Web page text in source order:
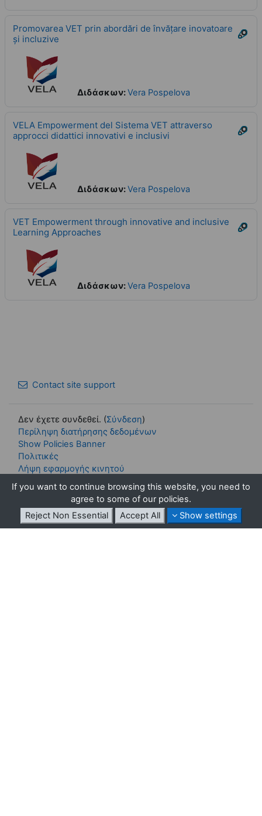
Promovarea VET prin abordări de învățare inovatoare
și incluzive
Διδάσκων:Vera Pospelova
VELA Empowerment del Sistema VET attraverso
approcci didattici innovativi e inclusivi
Διδάσκων:Vera Pospelova
VET Empowerment through innovative and inclusive
Learning Approaches
Διδάσκων:Vera Pospelova
Contact site support
Δεν έχετε συνδεθεί. (Σύνδεση)
Περίληψη διατήρησης δεδομένων
If you want to continue browsing this website, you need to
agree to some of our policies.
Reject Non Essential
Accept All Show settings
Show Policies Banner
Πολιτικές
Λήψη εφαρμογής κινητού
Εναλλαγή στο τυπικό αισθητικό θέμα
Με την υποστήριξη του Moodle